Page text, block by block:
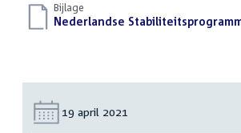
Bijlage
Download
Nederlandse
Datum:
19 april 2021